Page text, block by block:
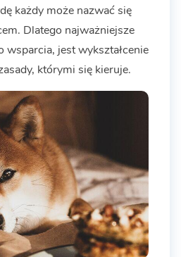
każdy może nazwać się
Dlatego najważniejsze
wsparcia, jest wykształcenie
którymi się kieruje.